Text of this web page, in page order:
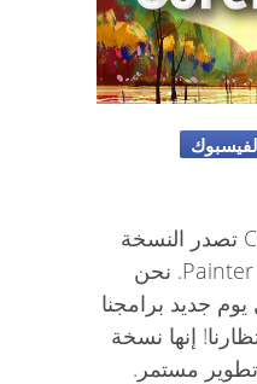
كما عاهدتنا دائماً، هاهي Corel تصدر النسخة
الجديدة من البرنامج الرهيب Painter. نحن
جديد برامجنا
إنها نسخة
مستمر.